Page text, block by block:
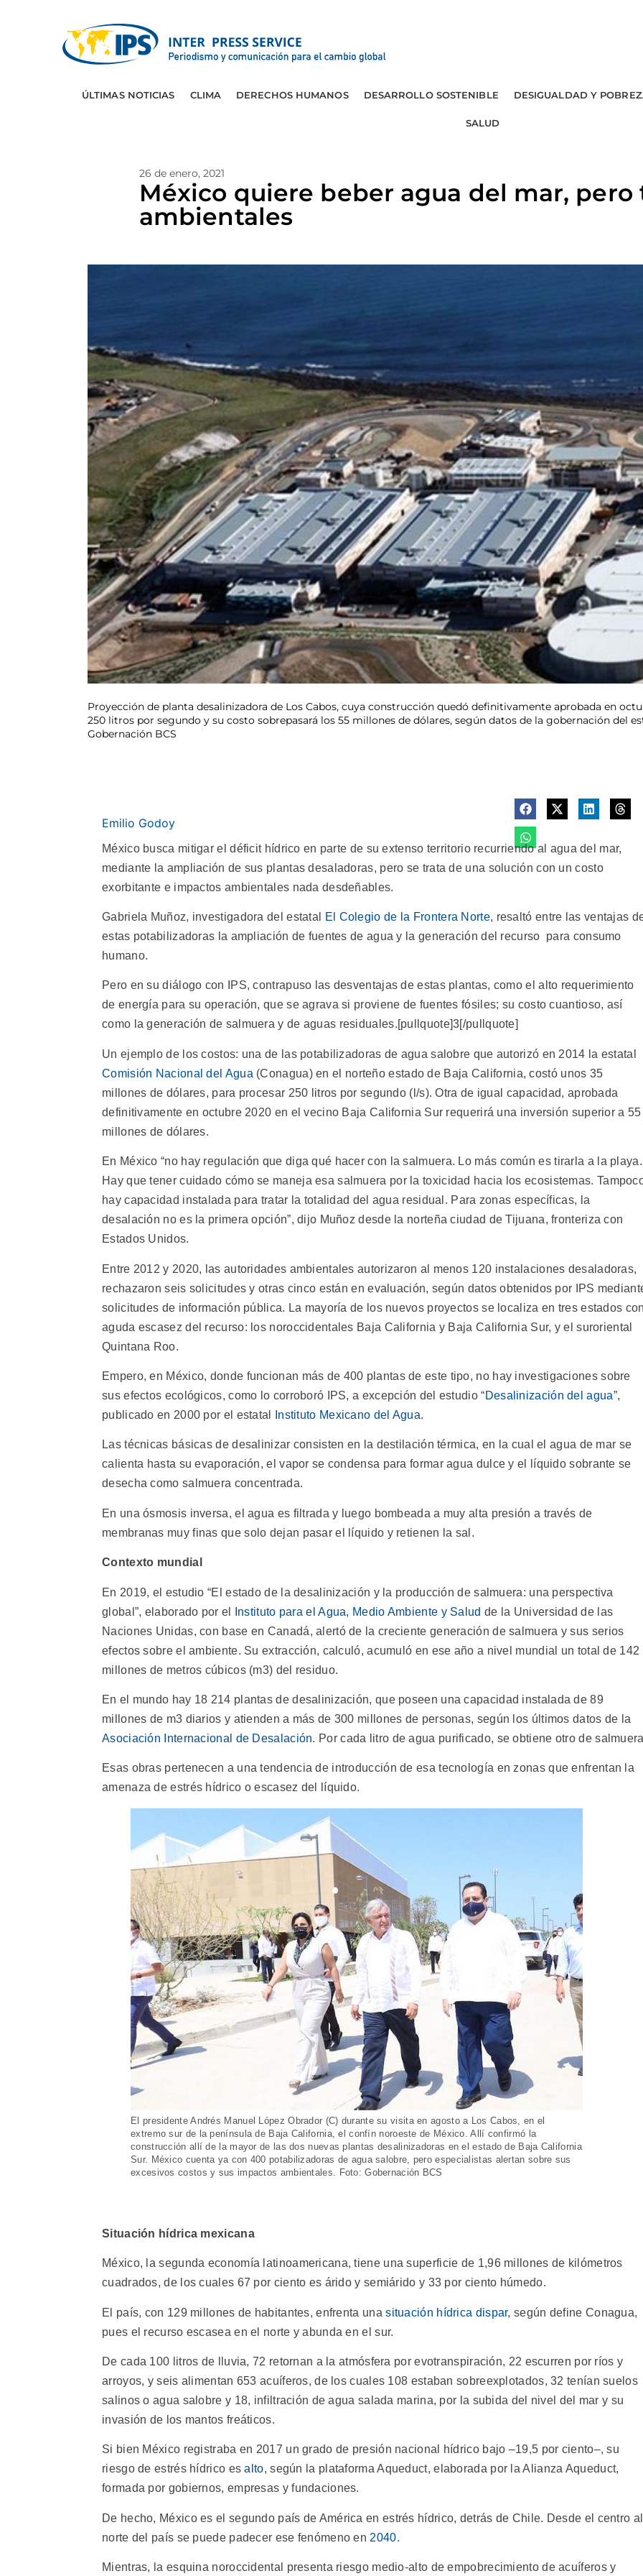
ÚLTIMAS NOTICIAS CLIMA DERECHOS HUMANOS DESARROLLO SOSTENIBLE DESIGUALDAD Y
SALUD
26 de enero, 2021
México quiere beber agua del mar, pero
ambientales
Proyección de planta desalinizadora de Los Cabos, cuya construcción quedó definitivamente aprobada en
250 litros por segundo y su costo sobrepasará los 55 millones de dólares, según datos de la gobernación del
Gobernación BCS
Emilio Godoy
México busca mitigar el déficit hídrico en parte de su extenso territorio recurriendo al agua del mar,
mediante la ampliación de sus plantas desaladoras, pero se trata de una solución con un costo
exorbitante e impactos ambientales nada desdeñables.
Gabriela Muñoz, investigadora del estatal El Colegio de la Frontera Norte, resaltó entre las ventajas
estas potabilizadoras la ampliación de fuentes de agua y la generación del recurso para consumo
humano.
Pero en su diálogo con IPS, contrapuso las desventajas de estas plantas, como el alto requerimiento
de energía para su operación, que se agrava si proviene de fuentes fósiles; su costo cuantioso, así
como la generación de salmuera y de aguas residuales.[pullquote]3[/pullquote]
Un ejemplo de los costos: una de las potabilizadoras de agua salobre que autorizó en 2014 la estatal
Comisión Nacional del Agua (Conagua) en el norteño estado de Baja California, costó unos 35
millones de dólares, para procesar 250 litros por segundo (l/s). Otra de igual capacidad, aprobada
definitivamente en octubre 2020 en el vecino Baja California Sur requerirá una inversión superior a 55
millones de dólares.
En México “no hay regulación que diga qué hacer con la salmuera. Lo más común es tirarla a la playa.
Hay que tener cuidado cómo se maneja esa salmuera por la toxicidad hacia los ecosistemas.
hay capacidad instalada para tratar la totalidad del agua residual. Para zonas específicas, la
desalación no es la primera opción”, dijo Muñoz desde la norteña ciudad de Tijuana, fronteriza con
Estados Unidos.
Entre 2012 y 2020, las autoridades ambientales autorizaron al menos 120 instalaciones desaladoras,
rechazaron seis solicitudes y otras cinco están en evaluación, según datos obtenidos por IPS
solicitudes de información pública. La mayoría de los nuevos proyectos se localiza en tres estados
aguda escasez del recurso: los noroccidentales Baja California y Baja California Sur, y el suroriental
Quintana Roo.
Empero, en México, donde funcionan más de 400 plantas de este tipo, no hay investigaciones sobre
sus efectos ecológicos, como lo corroboró IPS, a excepción del estudio “Desalinización del agua”,
publicado en 2000 por el estatal
Instituto Mexicano del Agua.
Las técnicas básicas de desalinizar consisten en la destilación térmica, en la cual el agua de mar se
calienta hasta su evaporación, el vapor se condensa para formar agua dulce y el líquido sobrante se
desecha como salmuera concentrada.
En una ósmosis inversa, el agua es filtrada y luego bombeada a muy alta presión a través de
membranas muy finas que solo dejan pasar el líquido y retienen la sal.
Contexto mundial
En 2019, el estudio “El estado de la desalinización y la producción de salmuera: una perspectiva
global”, elaborado por el
Instituto para el Agua, Medio Ambiente y Salud de la Universidad de las
Naciones Unidas, con base en Canadá, alertó de la creciente generación de salmuera y sus serios
efectos sobre el ambiente. Su extracción, calculó, acumuló en ese año a nivel mundial un total de 142
millones de metros cúbicos (m3) del residuo.
En el mundo hay 18 214 plantas de desalinización, que poseen una capacidad instalada de 89
millones de m3 diarios y atienden a más de 300 millones de personas, según los últimos datos de la
Asociación Internacional de Desalación. Por cada litro de agua purificado, se obtiene otro de
Esas obras pertenecen a una tendencia de introducción de esa tecnología en zonas que enfrentan la
amenaza de estrés hídrico o escasez del líquido.
El presidente Andrés Manuel López Obrador (C) durante su visita en agosto a Los Cabos, en el
extremo sur de la península de Baja California, el confín noroeste de México. Allí confirmó la
construcción allí de la mayor de las dos nuevas plantas desalinizadoras en el estado de Baja California
Sur. México cuenta ya con 400 potabilizadoras de agua salobre, pero especialistas alertan sobre sus
excesivos costos y sus impactos ambientales. Foto: Gobernación BCS
Situación hídrica mexicana
México, la segunda economía latinoamericana, tiene una superficie de 1,96 millones de kilómetros
cuadrados, de los cuales 67 por ciento es árido y semiárido y 33 por ciento húmedo.
El país, con 129 millones de habitantes, enfrenta unasituación hídrica dispar, según define Conagua,
pues el recurso escasea en el norte y abunda en el sur.
De cada 100 litros de lluvia, 72 retornan a la atmósfera por evotranspiración, 22 escurren por ríos y
arroyos, y seis alimentan 653 acuíferos, de los cuales 108 estaban sobreexplotados, 32 tenían suelos
salinos o agua salobre y 18, infiltración de agua salada marina, por la subida del nivel del mar y su
invasión de los mantos freáticos.
Si bien México registraba en 2017 un grado de presión nacional hídrico bajo –19,5 por ciento–, su
riesgo de estrés hídrico esalto, según la plataforma Aqueduct, elaborada por la Alianza Aqueduct,
formada por gobiernos, empresas y fundaciones.
De hecho, México es el segundo país de América en estrés hídrico, detrás de Chile. Desde el centro al
norte del país se puede padecer ese fenómeno en 2040.
Mientras, la esquina noroccidental presenta riesgo medio-alto de empobrecimiento de acuíferos y